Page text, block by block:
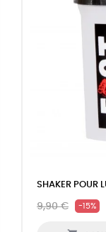
SHAKER POUR
9,90 € -15%